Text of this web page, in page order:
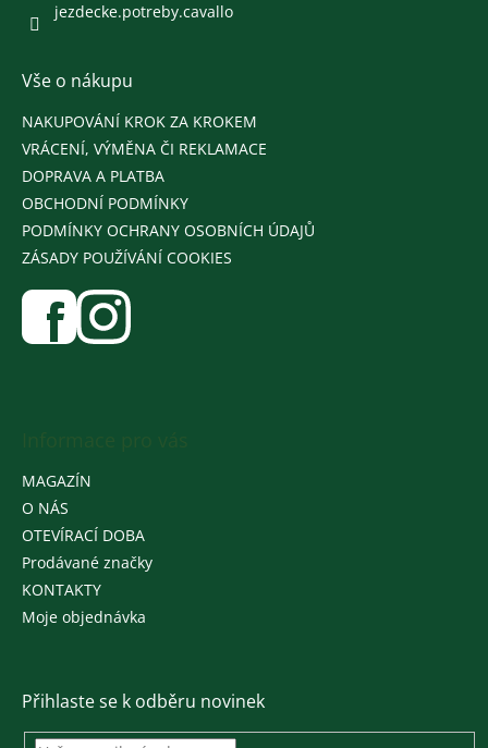
jezdecke.potreby.cavallo
Vše o nákupu
NAKUPOVÁNÍ KROK ZA KROKEM
VRÁCENÍ, VÝMĚNA ČI REKLAMACE
DOPRAVA A PLATBA
OBCHODNÍ PODMÍNKY
PODMÍNKY OCHRANY OSOBNÍCH ÚDAJŮ
ZÁSADY POUŽÍVÁNÍ COOKIES
MAGAZÍN
O NÁS
OTEVÍRACÍ DOBA
Prodávané značky
KONTAKTY
Moje objednávka
Přihlaste se k odběru novinek